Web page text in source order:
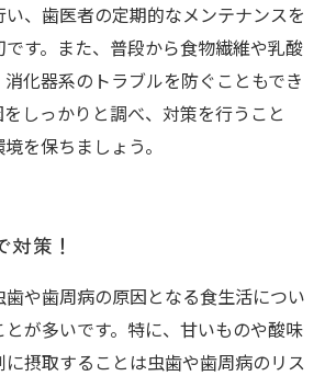
、歯医者の定期的なメンテナンスを
す。また、普段から食物繊維や乳酸
化器系のトラブルを防ぐこともでき
しっかりと調べ、対策を行うこと
を保ちましょう。
策！
や歯周病の原因となる食生活につい
が多いです。特に、甘いものや酸味
摂取することは虫歯や歯周病のリス